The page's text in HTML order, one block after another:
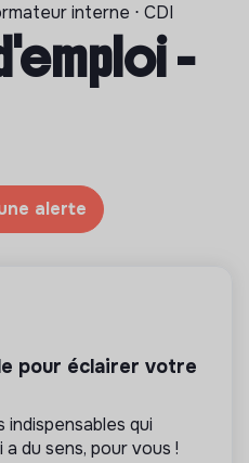
interne ⋅ CDI
-
alerte
pour éclairer votre
qui
du sens, pour vous !